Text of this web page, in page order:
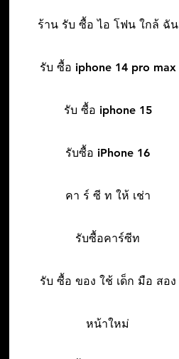
ร้าน รับ ซื้อ ไอ โฟน ใกล้ ฉัน
รับ ซื้อ iphone 14 pro max
รับ ซื้อ iphone 15
รับซื้อ iPhone 16
คา ร์ ซี ท ให้ เช่า
รับซื้อคาร์ซีท
รับ ซื้อ ของ ใช้ เด็ก มือ สอง
หน้าใหม่